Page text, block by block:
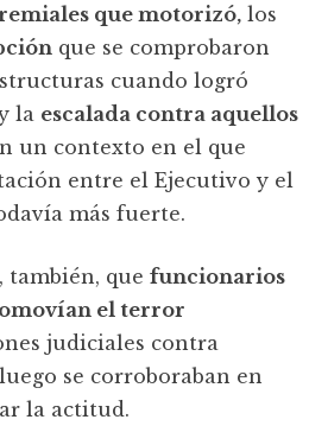
que motorizó, los
que se comprobaron
cuando logró
la escalada contra aquellos
un contexto en el que
entre el Ejecutivo y el
más fuerte.
también, quefuncionarios
el terror
judiciales contra
se corroboraban en
la actitud.